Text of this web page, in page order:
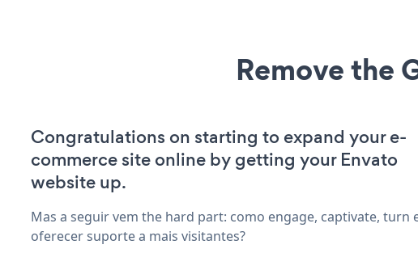
Remove the
Congratulations on starting to expand your e-
commerce site online by getting your Envato
website up.
Mas a seguir vem the hard part: como engage, captivate, turn
oferecer suporte a mais visitantes?